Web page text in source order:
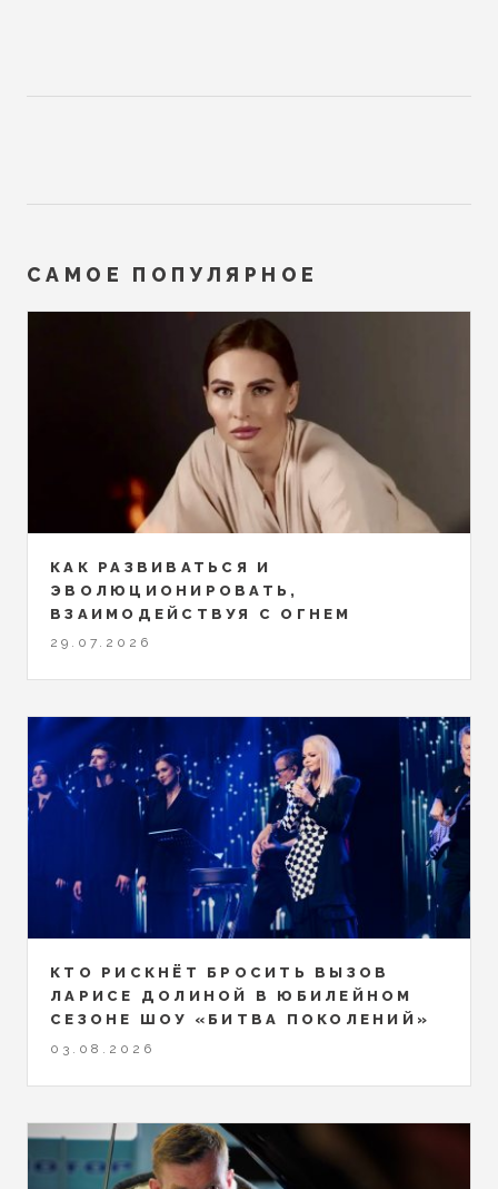
САМОЕ ПОПУЛЯРНОЕ
КАК РАЗВИВАТЬСЯ И
ЭВОЛЮЦИОНИРОВАТЬ,
ВЗАИМОДЕЙСТВУЯ С ОГНЕМ
29.07.2026
КТО РИСКНЁТ БРОСИТЬ ВЫЗОВ
ЛАРИСЕ ДОЛИНОЙ В ЮБИЛЕЙНОМ
СЕЗОНЕ ШОУ «БИТВА ПОКОЛЕНИЙ»
03.08.2026